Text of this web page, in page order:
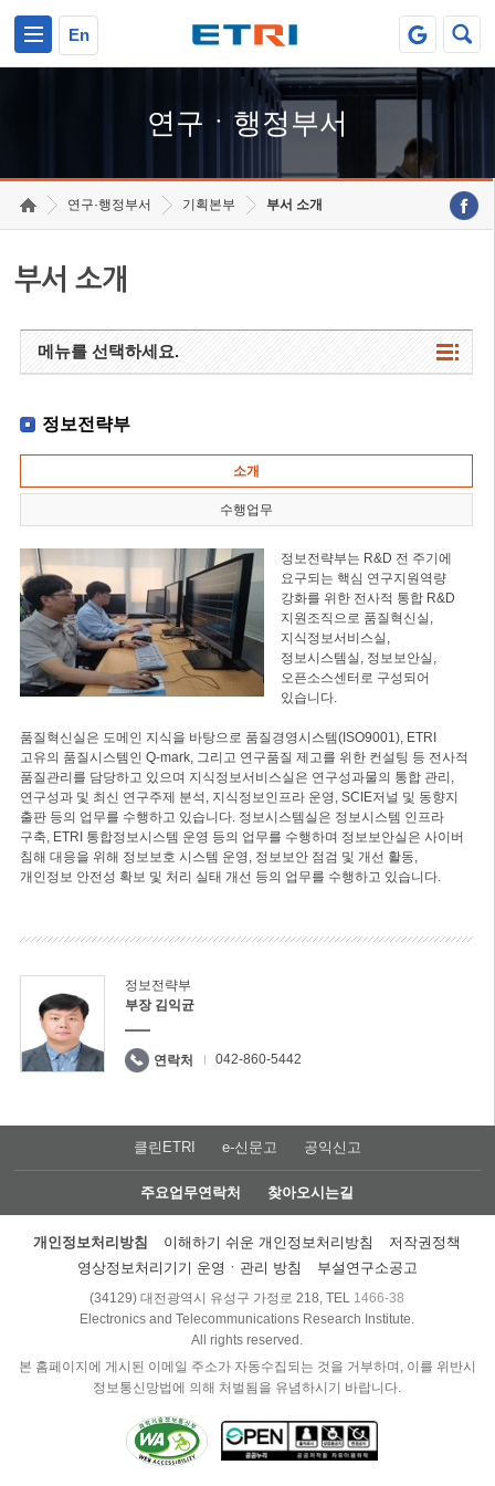
En
연구ㆍ행정부서
연구·행정부서 기획본부 부서 소개
부서 소개
메뉴를 선택하세요.
정보전략부
소개
수행업무
정보전략부는 R&D 전 주기에
요구되는 핵심 연구지원역량
강화를 위한 전사적 통합 R&D
지원조직으로 품질혁신실,
지식정보서비스실,
정보시스템실, 정보보안실,
오픈소스센터로 구성되어
있습니다.
품질혁신실은 도메인 지식을 바탕으로 품질경영시스템(ISO9001), ETRI
고유의 품질시스템인 Q-mark, 그리고 연구품질 제고를 위한 컨설팅 등 전사적
품질관리를 담당하고 있으며 지식정보서비스실은 연구성과물의 통합 관리,
연구성과 및 최신 연구주제 분석, 지식정보인프라 운영, SCIE저널 및 동향지
출판 등의 업무를 수행하고 있습니다. 정보시스템실은 정보시스템 인프라
구축, ETRI 통합정보시스템 운영 등의 업무를 수행하며 정보보안실은 사이버
침해 대응을 위해 정보보호 시스템 운영, 정보보안 점검 및 개선 활동,
개인정보 안전성 확보 및 처리 실태 개선 등의 업무를 수행하고 있습니다.
정보전략부
부장 김익균
연락처 042-860-5442
클린ETRI e-신문고 공익신고
주요업무연락처 찾아오시는길
개인정보처리방침 이해하기 쉬운 개인정보처리방침
저작권정책
영상정보처리기기 운영ㆍ관리 방침
부설연구소공고
(34129) 대전광역시 유성구 가정로 218, TEL 1466-38
Electronics and Telecommunications Research Institute.
All rights reserved.
본 홈페이지에 게시된 이메일 주소가 자동수집되는 것을 거부하며, 이를 위반시
정보통신망법에 의해 처벌됨을 유념하시기 바랍니다.